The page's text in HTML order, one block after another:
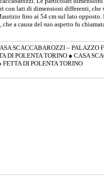
con lati di dimensioni differenti, che
fino ai 54 cm sul lato opposto.
a causa del suo aspetto fu
SCACCABAROZZI – PALAZZO
DI POLENTA TORINO ● CASA
FETTA DI POLENTA TORINO